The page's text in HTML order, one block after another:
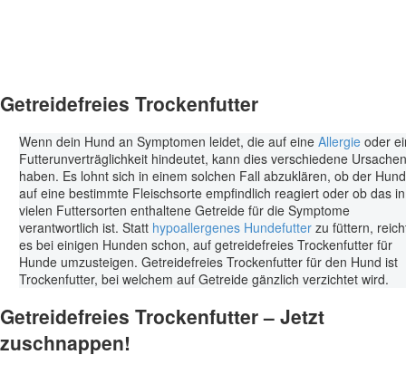
Getreidefreies Trockenfutter
Wenn dein Hund an Symptomen leidet, die auf eine Allergie oder
Futterunverträglichkeit hindeutet, kann dies verschiedene Ursachen
haben. Es lohnt sich in einem solchen Fall abzuklären, ob der Hund
auf eine bestimmte Fleischsorte empfindlich reagiert oder ob das in
vielen Futtersorten enthaltene Getreide für die Symptome
verantwortlich ist. Statt hypoallergenes Hundefutter zu füttern,
es bei einigen Hunden schon, auf getreidefreies Trockenfutter für
Hunde umzusteigen. Getreidefreies Trockenfutter für den Hund ist
Trockenfutter, bei welchem auf Getreide gänzlich verzichtet wird.
Getreidefreies Trockenfutter – Jetzt
zuschnappen!